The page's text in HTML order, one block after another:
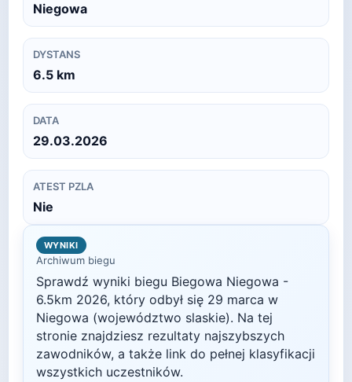
Niegowa
DYSTANS
6.5 km
DATA
29.03.2026
ATEST PZLA
Nie
WYNIKI
Archiwum biegu
Sprawdź wyniki biegu Biegowa Niegowa -
6.5km 2026, który odbył się 29 marca w
Niegowa (województwo slaskie). Na tej
stronie znajdziesz rezultaty najszybszych
zawodników, a także link do pełnej klasyfikacji
wszystkich uczestników.